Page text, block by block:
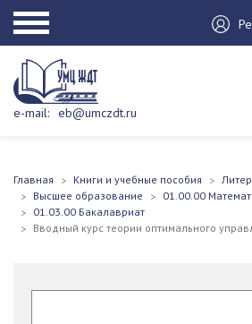
e-mail: eb@umczdt.ru
Главная Книги и учебные пособия
Высшее образование
01.00.00
01.03.00 Бакалавриат
Вводный курс теории оптимального